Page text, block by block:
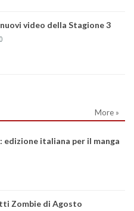
video della Stagione 3
0
More »
italiana per il manga
Zombie di Agosto